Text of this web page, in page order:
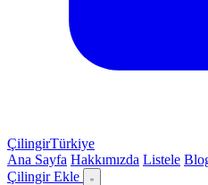
ÇilingirTürkiye
Ana Sayfa Hakkımızda Listele
Çilingir Ekle